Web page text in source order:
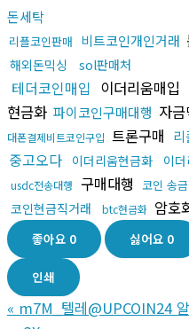
돈세탁
리플코인판매 비트코인개인거래
해외돈믹싱 sol판매처
테더코인매입 이더리움매입
현금화 파이코인구매대행 자
대폰결제비트코인구입 트론구매
중고오다 이더리움현금화 이
usdc전송대행 구매대행 코인 송
코인현금직거래 btc현금화 암호
좋아요 0 싫어요 0
인쇄
« m7M_텔레@UPCOIN24